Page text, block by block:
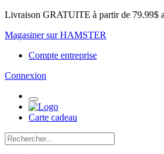
Livraison GRATUITE à partir de 79.99$
Magasiner sur HAMSTER
Compte entreprise
Connexion
Carte cadeau